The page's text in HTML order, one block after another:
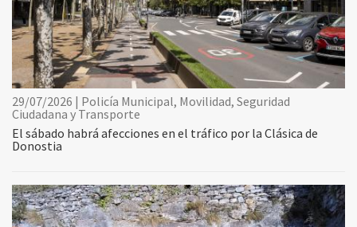
29/07/2026 | Policía Municipal, Movilidad, Seguridad
Ciudadana y Transporte
El sábado habrá afecciones en el tráfico por la Clásica de
Donostia